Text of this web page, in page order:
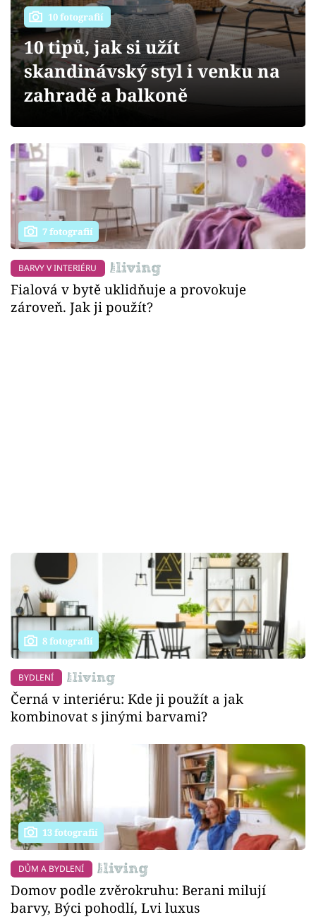
Přihlášení
Sledujte nás
10 fotografií
10 tipů, jak si užít
skandinávský styl i venku na
zahradě a balkoně
7 fotografií
BARVY V INTERIÉRU
Fialová v bytě uklidňuje a provokuje
zároveň. Jak ji použít?
8 fotografií
BYDLENÍ
Černá v interiéru: Kde ji použít a jak
kombinovat s jinými barvami?
13 fotografií
DŮM A BYDLENÍ
Domov podle zvěrokruhu: Berani milují
barvy, Býci pohodlí, Lvi luxus